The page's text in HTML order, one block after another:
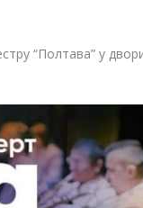
“Полтава” у